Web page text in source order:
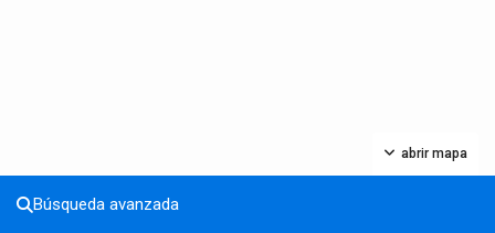
abrir mapa
Búsqueda avanzada